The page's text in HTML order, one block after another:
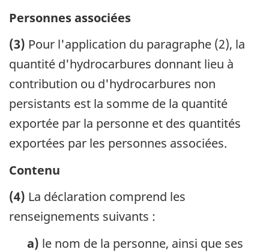
Personnes associées
(3) Pour l'application du paragraphe (2), la
quantité d'hydrocarbures donnant lieu à
contribution ou d'hydrocarbures non
persistants est la somme de la quantité
exportée par la personne et des quantités
exportées par les personnes associées.
Contenu
(4) La déclaration comprend les
renseignements suivants :
a) le nom de la personne, ainsi que ses